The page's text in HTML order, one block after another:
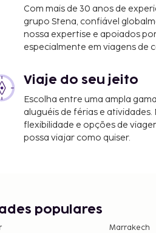
Com mais de 30 anos de
grupo Stena, confiável
nossa expertise e apoiados
especialmente em viagens de
Viaje do seu jeito
Escolha entre uma ampla
aluguéis de férias e
flexibilidade e opções de
possa viajar como quiser.
populares
Marrakech